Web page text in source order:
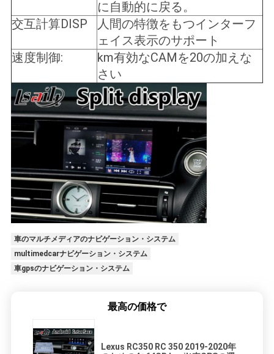
に自動的に戻る。
交互計算DISP
人間の特徴をもつインターフ
ェイス表示のサポート
速度制御:
km有効なCAMを20の加えな
さい
車のマルチメディアのナビゲーション・システム
multimedcarナビゲーション・システム
車gpsのナビゲーション・システム
最高の価格で
Lexus RC350 RC 350 2019-2020年